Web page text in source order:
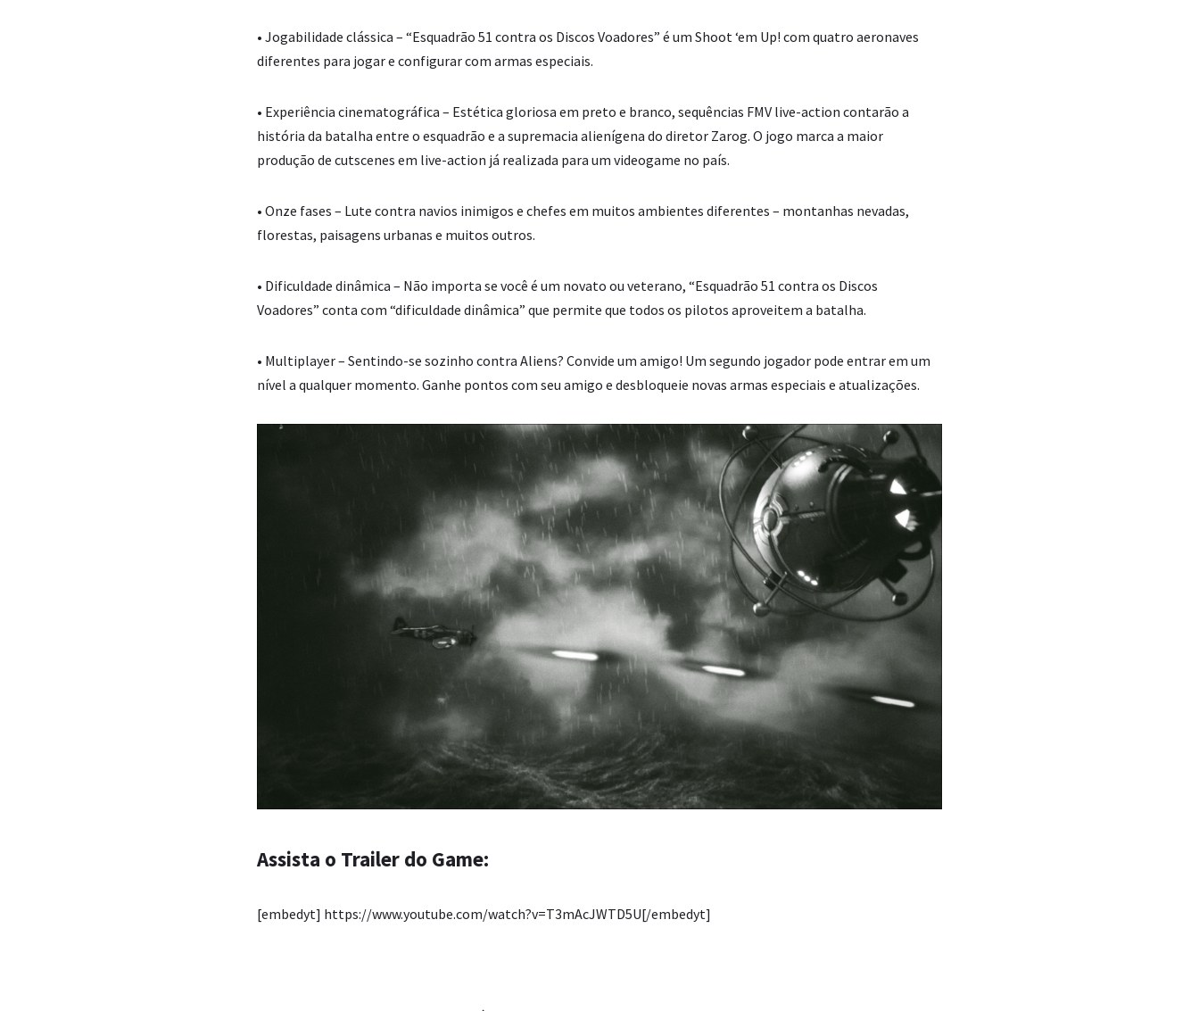
• Jogabilidade clássica – “Esquadrão 51 contra os Discos Voadores” é um Shoot ‘em Up! com quatro aeronaves
diferentes para jogar e configurar com armas especiais.
• Experiência cinematográfica – Estética gloriosa em preto e branco, sequências FMV live-action contarão a
história da batalha entre o esquadrão e a supremacia alienígena do diretor Zarog. O jogo marca a maior
produção de cutscenes em live-action já realizada para um videogame no país.
• Onze fases – Lute contra navios inimigos e chefes em muitos ambientes diferentes – montanhas nevadas,
florestas, paisagens urbanas e muitos outros.
• Dificuldade dinâmica – Não importa se você é um novato ou veterano, “Esquadrão 51 contra os Discos
Voadores” conta com “dificuldade dinâmica” que permite que todos os pilotos aproveitem a batalha.
• Multiplayer – Sentindo-se sozinho contra Aliens? Convide um amigo! Um segundo jogador pode entrar em um
nível a qualquer momento. Ganhe pontos com seu amigo e desbloqueie novas armas especiais e atualizações.
Assista o Trailer do Game:
[embedyt] https://www.youtube.com/watch?v=T3mAcJWTD5U[/embedyt]